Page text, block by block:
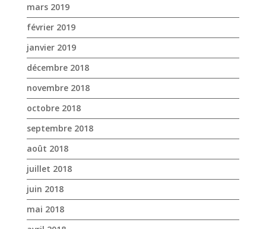
mars 2019
février 2019
janvier 2019
décembre 2018
novembre 2018
octobre 2018
septembre 2018
août 2018
juillet 2018
juin 2018
mai 2018